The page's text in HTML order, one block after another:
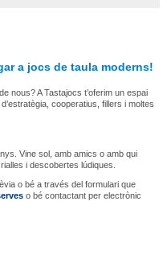
a jocs de taula moderns!
nous? A Tastajocs t’oferim un espai
cooperatius, fillers i moltes
Vine sol, amb amics o amb qui
i descobertes lúdiques.
o bé a través del formulari que
o bé contactant per electrònic